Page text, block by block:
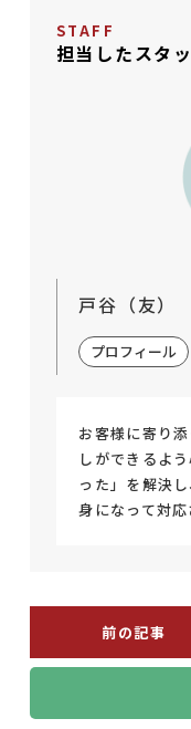
STAFF
担当したスタ
戸谷（友）
プロフィール
お客様に寄り
しができるよ
った」を解決
身になって対応
前の記事